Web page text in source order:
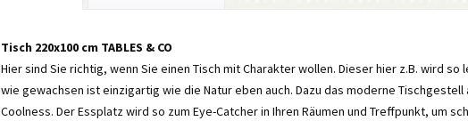
Tisch 220x100 cm TABLES & CO
Hier sind Sie richtig, wenn Sie einen Tisch mit Charakter wollen. Dieser hier z.B. wird
wie gewachsen ist einzigartig wie die Natur eben auch. Dazu das moderne
Coolness. Der Essplatz wird so zum Eye-Catcher in Ihren Räumen und Treffpunkt, um